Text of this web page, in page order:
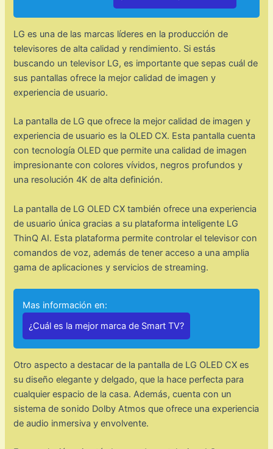
LG es una de las marcas líderes en la producción de
televisores de alta calidad y rendimiento. Si estás
buscando un televisor LG, es importante que sepas cuál de
sus pantallas ofrece la mejor calidad de imagen y
experiencia de usuario.
La pantalla de LG que ofrece la mejor calidad de imagen y
experiencia de usuario es la OLED CX. Esta pantalla cuenta
con tecnología OLED que permite una calidad de imagen
impresionante con colores vívidos, negros profundos y
una resolución 4K de alta definición.
La pantalla de LG OLED CX también ofrece una experiencia
de usuario única gracias a su plataforma inteligente LG
ThinQ AI. Esta plataforma permite controlar el televisor con
comandos de voz, además de tener acceso a una amplia
gama de aplicaciones y servicios de streaming.
Mas información en:
¿Cuál es la mejor marca de Smart TV?
Otro aspecto a destacar de la pantalla de LG OLED CX es
su diseño elegante y delgado, que la hace perfecta para
cualquier espacio de la casa. Además, cuenta con un
sistema de sonido Dolby Atmos que ofrece una experiencia
de audio inmersiva y envolvente.